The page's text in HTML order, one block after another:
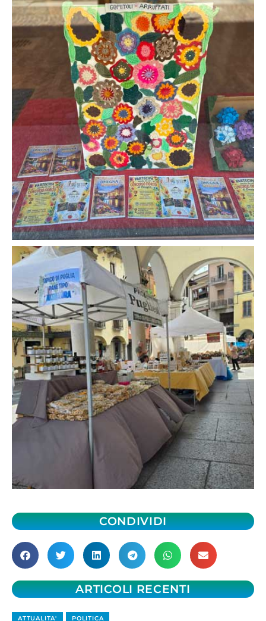
CONDIVIDI
ARTICOLI RECENTI
ATTUALITA' POLITICA